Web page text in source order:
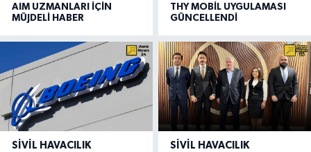
AIM UZMANLARI İÇİN
MÜJDELİ HABER
THY MOBİL UYGULAMASI
GÜNCELLENDİ
SIVIL HAVACILIK SIVIL HAVACILIK